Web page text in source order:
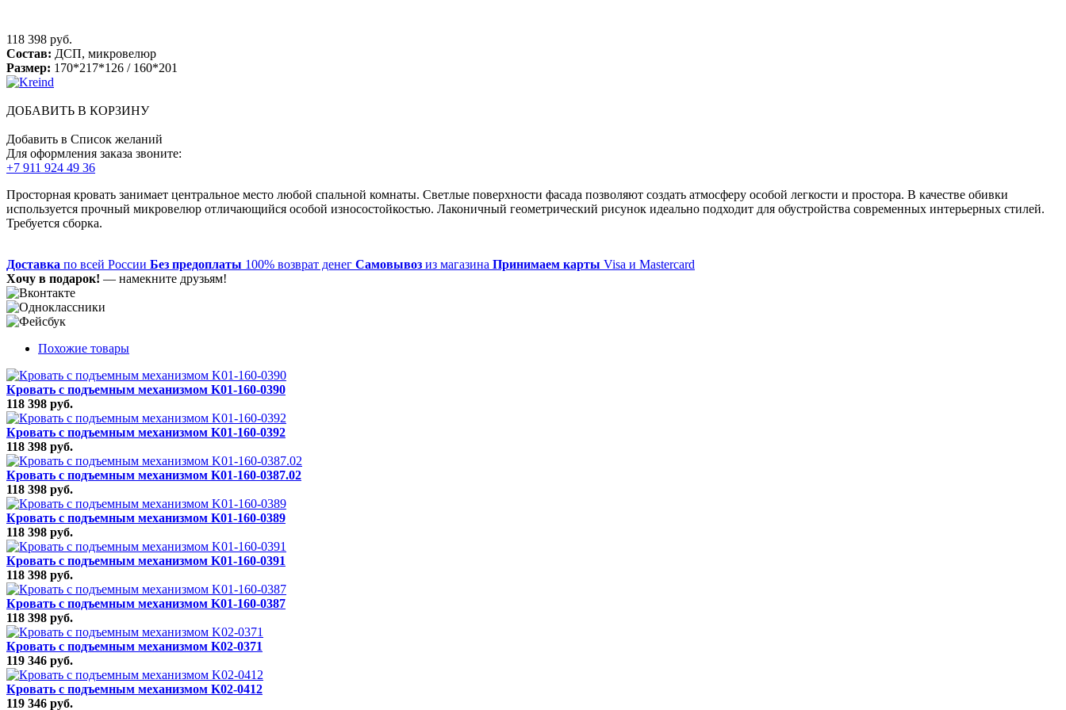
118 398 руб.
Состав: ДСП, микровелюр
Размер: 170*217*126 / 160*201
ДОБАВИТЬ В КОРЗИНУ
Добавить в Список желаний
Для оформления заказа звоните:
+7 911 924 49 36
Просторная кровать занимает центральное место любой спальной комнаты. Светлые поверхности фасада позволяют создать атмосферу особой легкости и простора. В качестве обивки
используется прочный микровелюр отличающийся особой износостойкостью. Лаконичный геометрический рисунок идеально подходит для обустройства современных интерьерных стилей.
Требуется сборка.
Доставка по всей России Без предоплаты 100% возврат денег Самовывоз из магазина Принимаем карты Visa и Mastercard
Хочу в подарок! — намекните друзьям!
Похожие товары
Кровать с подъемным механизмом K01-160-0390
118 398 руб.
Кровать с подъемным механизмом K01-160-0392
118 398 руб.
Кровать с подъемным механизмом K01-160-0387.02
118 398 руб.
Кровать с подъемным механизмом K01-160-0389
118 398 руб.
Кровать с подъемным механизмом K01-160-0391
118 398 руб.
Кровать с подъемным механизмом K01-160-0387
118 398 руб.
Кровать с подъемным механизмом K02-0371
119 346 руб.
Кровать с подъемным механизмом K02-0412
119 346 руб.